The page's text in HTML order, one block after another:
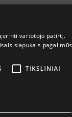
vartotojo patirtį.
slapukais pagal
TIKSLINIAI